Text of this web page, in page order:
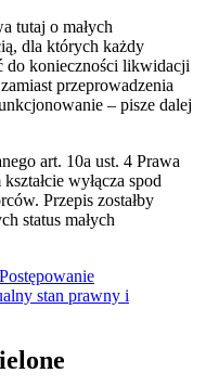
tutaj o małych
dla których każdy
do konieczności likwidacji
przeprowadzenia
– pisze dalej
art. 10a ust. 4 Prawa
wyłącza spod
Przepis zostałby
status małych
stan prawny i